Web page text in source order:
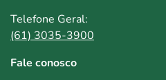
Telefone Geral:
(61) 3035-3900
Fale conosco